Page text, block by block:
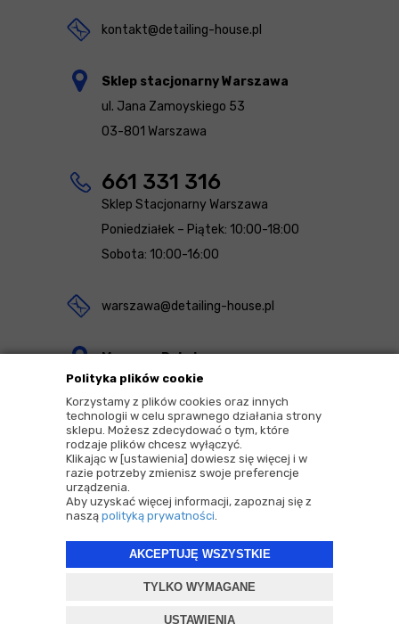
Polityka plików cookie
Korzystamy z plików cookies oraz innych
technologii w celu sprawnego działania strony
sklepu. Możesz zdecydować o tym, które
rodzaje plików chcesz wyłączyć.
Klikając w [ustawienia] dowiesz się więcej i w
razie potrzeby zmienisz swoje preferencje
urządzenia.
Aby uzyskać więcej informacji, zapoznaj się z
naszą polityką prywatności.
AKCEPTUJĘ WSZYSTKIE
TYLKO WYMAGANE
USTAWIENIA
kontakt@detailing-house.pl
Sklep stacjonarny Warszawa
ul. Jana Zamoyskiego 53
03-801 Warszawa
661 331 316
Sklep Stacjonarny Warszawa
Poniedziałek – Piątek: 10:00-18:00
Sobota: 10:00-16:00
warszawa@detailing-house.pl
Magazyn Rekcin
Nomos Sp. z o.o. sp.k.
ul. Agrestowa 1
83-010 Rekcin
2026 © Copyrights by |Detailing House